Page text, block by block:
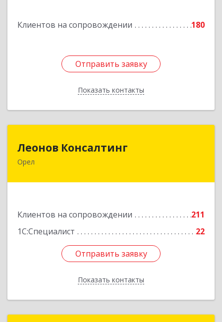
Клиентов на сопровождении 180
Отправить заявку
Показать контакты
Отправить заявку
Назад
Леонов Консалтинг
Орел
Клиентов на сопровождении
211
1С:Специалист
22
Отправить заявку
Показать контакты
302030, Орловская обл, Орловский р-н, Орел г,
Отправить заявку
Назад